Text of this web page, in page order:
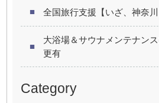
全国旅行支援【いざ、神奈
大浴場＆サウナメンテナン
更有
Category